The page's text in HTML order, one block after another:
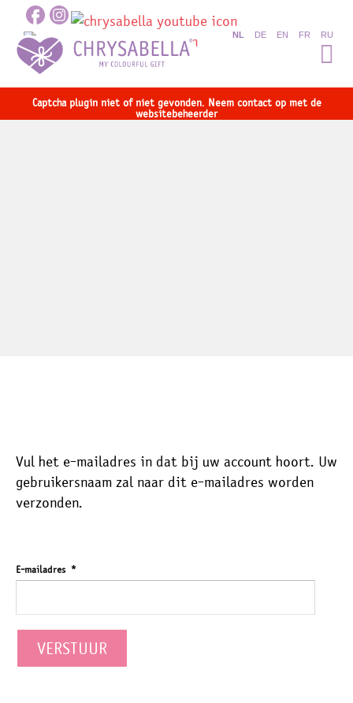
NL DE EN FR RU
Captcha plugin niet of niet gevonden. Neem contact op met de
websitebeheerder
Vul het e-mailadres in dat bij uw account hoort. Uw
gebruikersnaam zal naar dit e-mailadres worden
verzonden.
E-mailadres *
VERSTUUR